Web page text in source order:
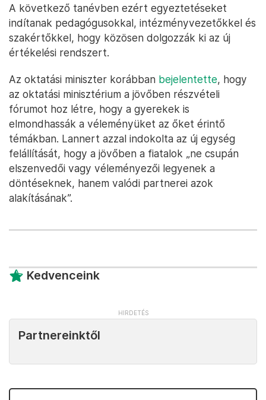
A következő tanévben ezért egyeztetéseket
indítanak pedagógusokkal, intézményvezetőkkel és
szakértőkkel, hogy közösen dolgozzák ki az új
értékelési rendszert.
Az oktatási miniszter korábban bejelentette, hogy
az oktatási minisztérium a jövőben részvételi
fórumot hoz létre, hogy a gyerekek is
elmondhassák a véleményüket az őket érintő
témákban. Lannert azzal indokolta az új egység
felállítását, hogy a jövőben a fiatalok „ne csupán
elszenvedői vagy véleményezői legyenek a
döntéseknek, hanem valódi partnerei azok
alakításának”.
Kedvenceink
Partnereinktől